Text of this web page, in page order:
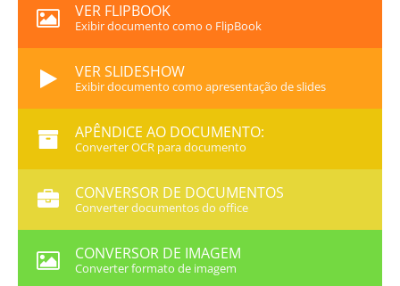
VER FLIPBOOK
Exibir documento como o FlipBook
VER SLIDESHOW
Exibir documento como apresentação de slides
APÊNDICE AO DOCUMENTO:
Converter OCR para documento
CONVERSOR DE DOCUMENTOS
Converter documentos do office
CONVERSOR DE IMAGEM
Converter formato de imagem